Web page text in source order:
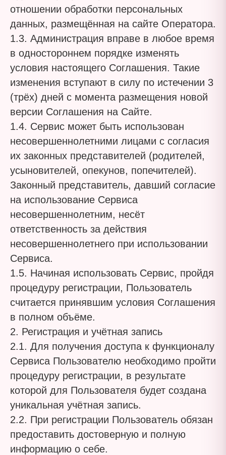
отношении обработки персональных
данных, размещённая на сайте Оператора.
1.3. Администрация вправе в любое время
в одностороннем порядке изменять
условия настоящего Соглашения. Такие
изменения вступают в силу по истечении 3
(трёх) дней с момента размещения новой
версии Соглашения на Сайте.
1.4. Сервис может быть использован
несовершеннолетними лицами с согласия
их законных представителей (родителей,
усыновителей, опекунов, попечителей).
Законный представитель, давший согласие
на использование Сервиса
несовершеннолетним, несёт
ответственность за действия
несовершеннолетнего при использовании
Сервиса.
1.5. Начиная использовать Сервис, пройдя
процедуру регистрации, Пользователь
считается принявшим условия Соглашения
в полном объёме.
2. Регистрация и учётная запись
2.1. Для получения доступа к функционалу
Сервиса Пользователю необходимо пройти
процедуру регистрации, в результате
которой для Пользователя будет создана
уникальная учётная запись.
2.2. При регистрации Пользователь обязан
предоставить достоверную и полную
информацию о себе.